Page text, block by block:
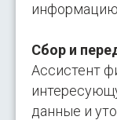
информацию.
Сбор и
Ассистент
данные и